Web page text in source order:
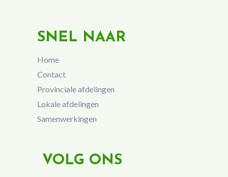
SNEL NAAR
Home
Contact
Provinciale afdelingen
Lokale afdelingen
Samenwerkingen
VOLG ONS